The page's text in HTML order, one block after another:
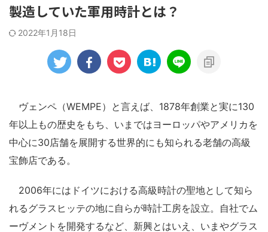
製造していた軍用時計とは？
2022年1月18日
ヴェンペ（WEMPE）と言えば、1878年創業と実に130
年以上もの歴史をもち、いまではヨーロッパやアメリカを
中心に30店舗を展開する世界的にも知られる老舗の高級
宝飾店である。
2006年にはドイツにおける高級時計の聖地として知ら
れるグラスヒッテの地に自らが時計工房を設立。自社でム
ーヴメントを開発するなど、新興とはいえ、いまやグラス